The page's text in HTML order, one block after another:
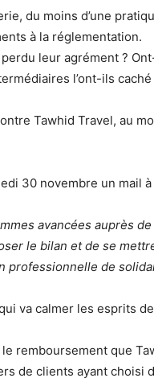
du moins d’une
à la réglementation.
leur agrément ?
l’ont-ils
Tawhid Travel, au
30 novembre un mail
avancées auprès
le bilan et de se
professionnelle de
va calmer les esprits
remboursement que
de clients ayant choisi